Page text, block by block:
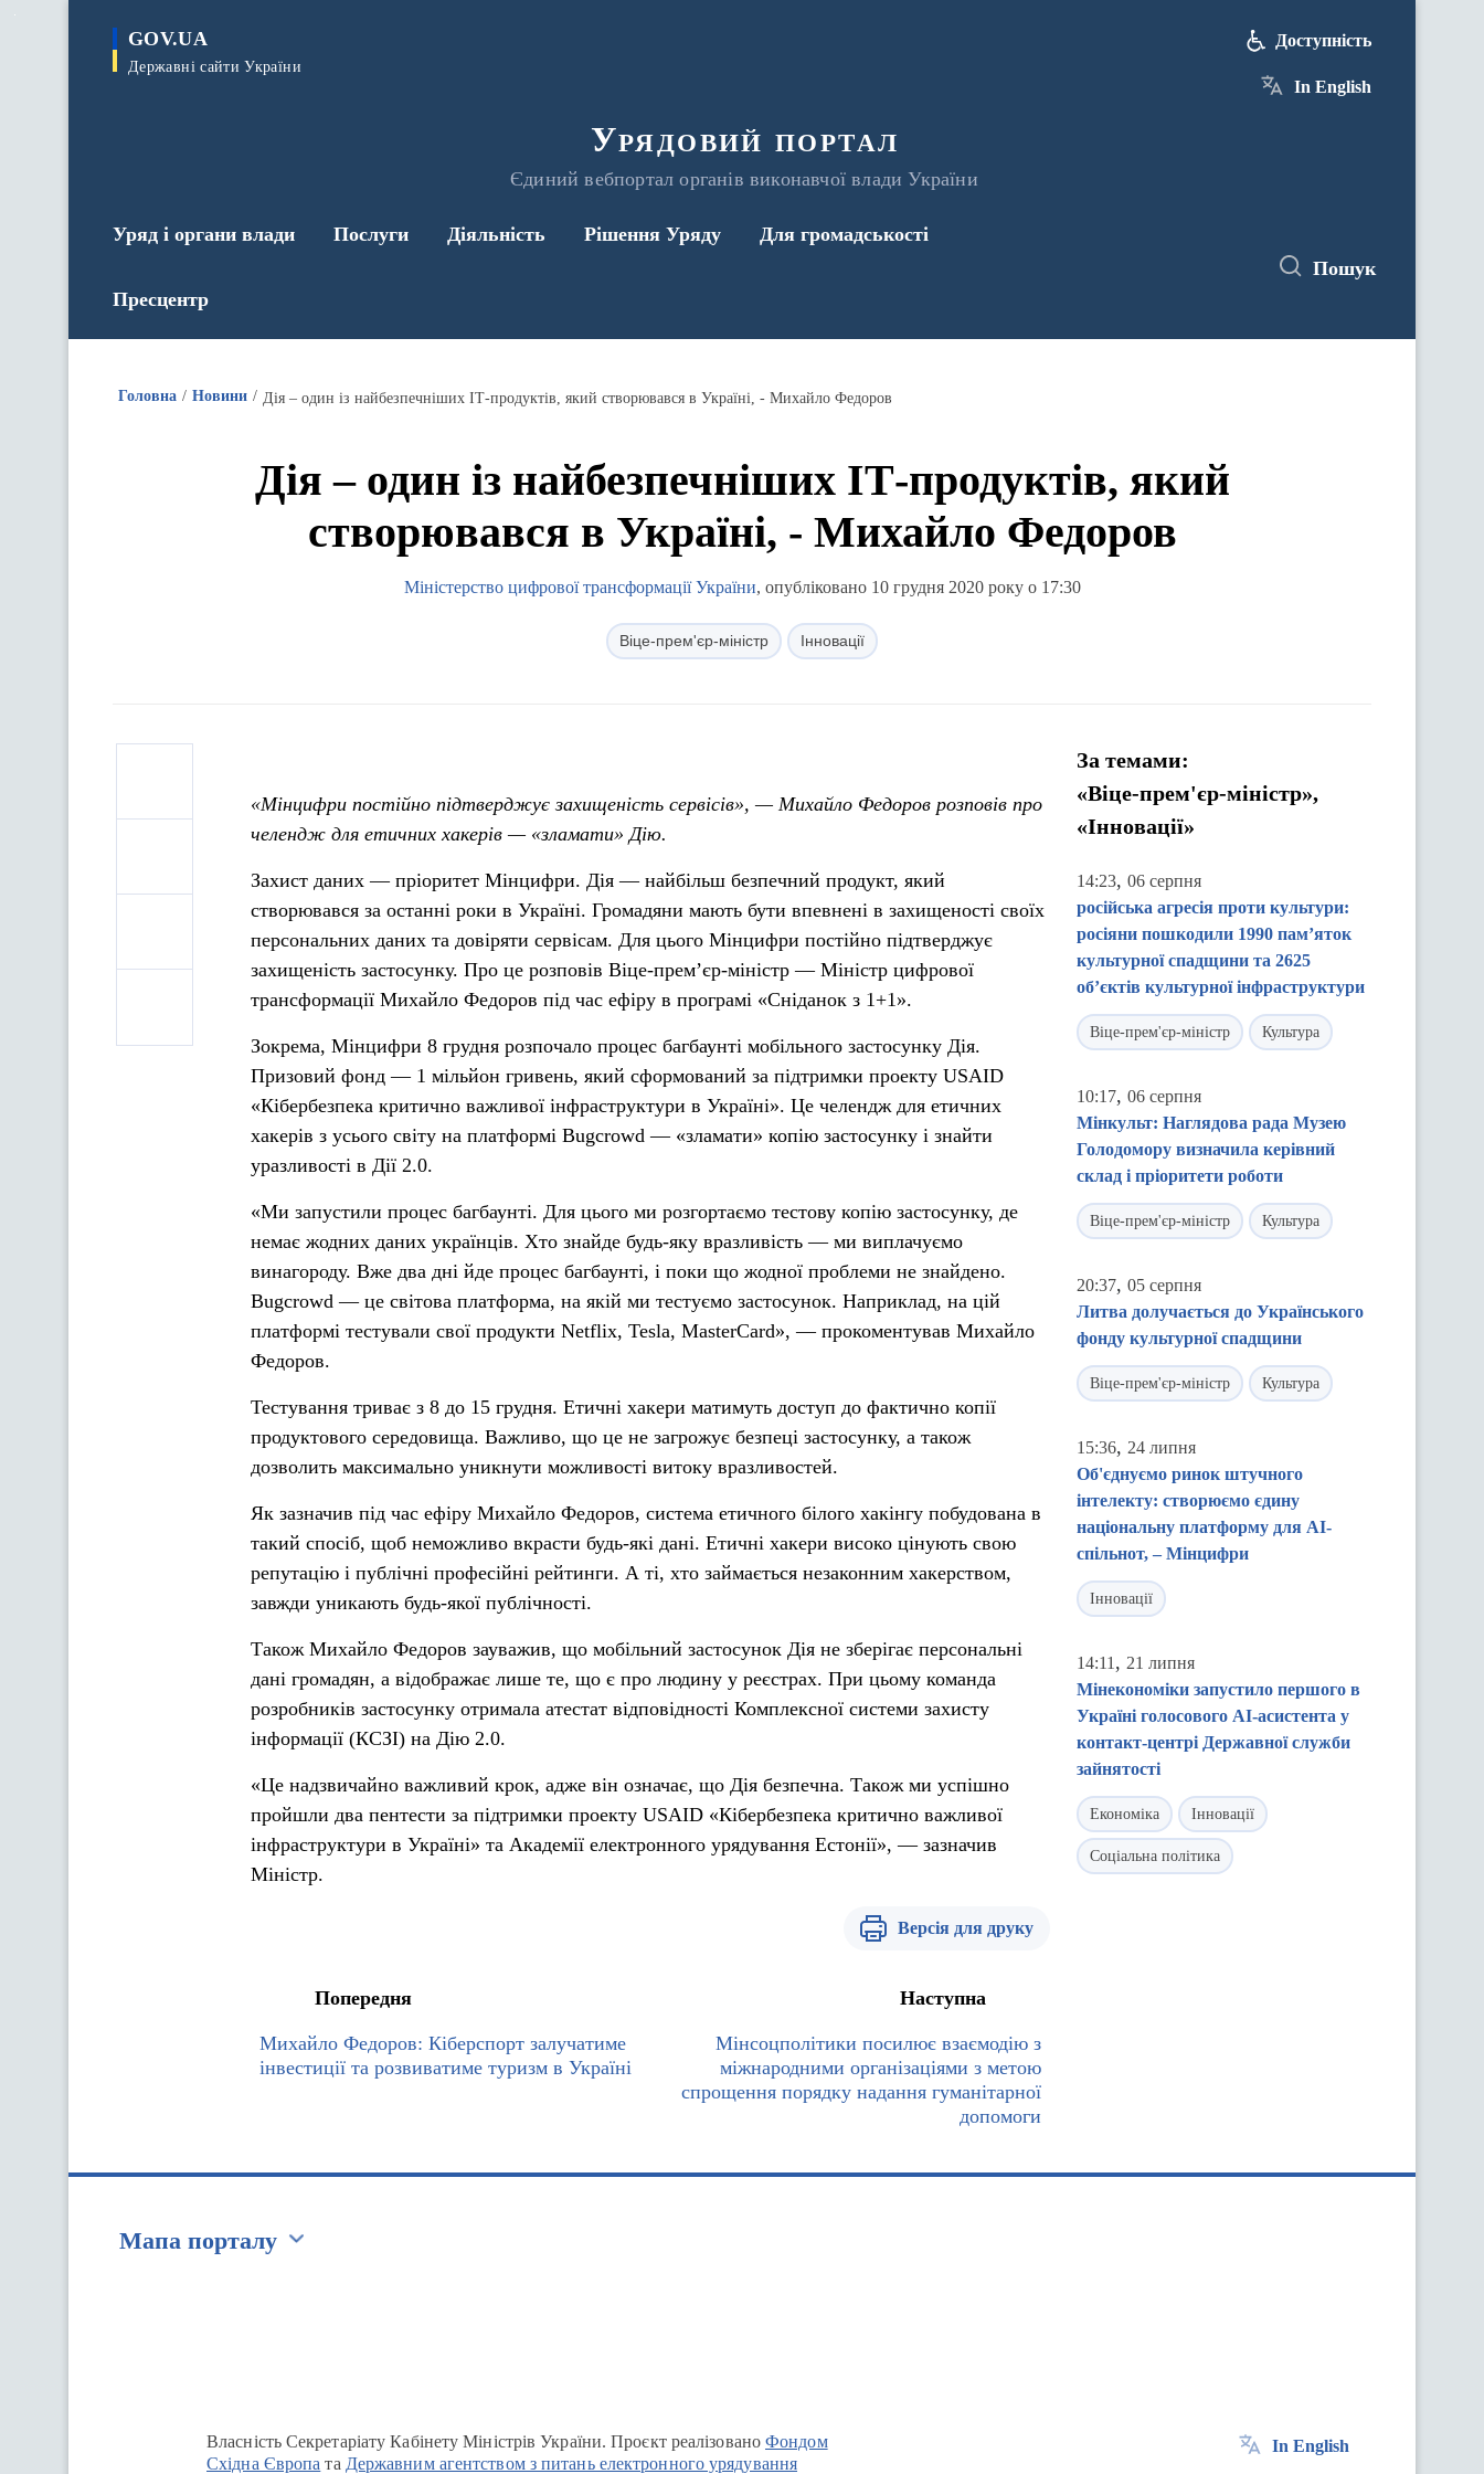
GOV.UA
Державні сайти України
Урядовий портал
Єдиний вебпортал органів виконавчої влади України
Доступність
In English
Уряд і органи влади Послуги Діяльність Рішення Уряду Для громадськості
Пресцентр
Пошук
Головна Новини Дія – один із найбезпечніших ІТ-продуктів, який створювався в Україні, - Михайло Федоров
Дія – один із найбезпечніших ІТ-продуктів, який
створювався в Україні, - Михайло Федоров
Міністерство цифрової трансформації України, опубліковано 10 грудня 2020 року о 17:30
Віце-прем'єр-міністр Інновації
«Мінцифри постійно підтверджує захищеність сервісів», — Михайло Федоров розповів про
челендж для етичних хакерів — «зламати» Дію.
Захист даних — пріоритет Мінцифри. Дія — найбільш безпечний продукт, який
створювався за останні роки в Україні. Громадяни мають бути впевнені в захищеності своїх
персональних даних та довіряти сервісам. Для цього Мінцифри постійно підтверджує
захищеність застосунку. Про це розповів Віце-прем’єр-міністр — Міністр цифрової
трансформації Михайло Федоров під час ефіру в програмі «Сніданок з 1+1».
Зокрема, Мінцифри 8 грудня розпочало процес багбаунті мобільного застосунку Дія.
Призовий фонд — 1 мільйон гривень, який сформований за підтримки проекту USAID
«Кібербезпека критично важливої інфраструктури в Україні». Це челендж для етичних
хакерів з усього світу на платформі Bugcrowd — «зламати» копію застосунку і знайти
уразливості в Дії 2.0.
«Ми запустили процес багбаунті. Для цього ми розгортаємо тестову копію застосунку, де
немає жодних даних українців. Хто знайде будь-яку вразливість — ми виплачуємо
винагороду. Вже два дні йде процес багбаунті, і поки що жодної проблеми не знайдено.
Bugcrowd — це світова платформа, на якій ми тестуємо застосунок. Наприклад, на цій
платформі тестували свої продукти Netflix, Tesla, MasterCard», — прокоментував Михайло
Федоров.
Тестування триває з 8 до 15 грудня. Етичні хакери матимуть доступ до фактично копії
продуктового середовища. Важливо, що це не загрожує безпеці застосунку, а також
дозволить максимально уникнути можливості витоку вразливостей.
Як зазначив під час ефіру Михайло Федоров, система етичного білого хакінгу побудована в
такий спосіб, щоб неможливо вкрасти будь-які дані. Етичні хакери високо цінують свою
репутацію і публічні професійні рейтинги. А ті, хто займається незаконним хакерством,
завжди уникають будь-якої публічності.
Також Михайло Федоров зауважив, що мобільний застосунок Дія не зберігає персональні
дані громадян, а відображає лише те, що є про людину у реєстрах. При цьому команда
розробників застосунку отримала атестат відповідності Комплексної системи захисту
інформації (КСЗІ) на Дію 2.0.
«Це надзвичайно важливий крок, адже він означає, що Дія безпечна. Також ми успішно
пройшли два пентести за підтримки проекту USAID «Кібербезпека критично важливої
інфраструктури в Україні» та Академії електронного урядування Естонії», — зазначив
Міністр.
Версія для друку
Попередня
Михайло Федоров: Кіберспорт залучатиме
інвестиції та розвиватиме туризм в Україні
Наступна
Мінсоцполітики посилює взаємодію з
міжнародними організаціями з метою
спрощення порядку надання гуманітарної
допомоги
За темами:
«Віце-прем'єр-міністр»,
«Інновації»
14:23, 06 серпня
російська агресія проти культури:
росіяни пошкодили 1990 пам’яток
культурної спадщини та 2625
об’єктів культурної інфраструктури
Віце-прем'єр-міністр Культура
10:17, 06 серпня
Мінкульт: Наглядова рада Музею
Голодомору визначила керівний
склад і пріоритети роботи
Віце-прем'єр-міністр Культура
20:37, 05 серпня
Литва долучається до Українського
фонду культурної спадщини
Віце-прем'єр-міністр Культура
15:36, 24 липня
Об'єднуємо ринок штучного
інтелекту: створюємо єдину
національну платформу для AI-
спільнот, – Мінцифри
Інновації
14:11 , 21 липня
Мінекономіки запустило першого в
Україні голосового AI-асистента у
контакт-центрі Державної служби
зайнятості
Економіка Інновації
Соціальна політика
Мапа порталу
Власність Секретаріату Кабінету Міністрів України. Проєкт реалізованоФондом
Східна Європа та Державним агентством з питань електронного урядування
In English